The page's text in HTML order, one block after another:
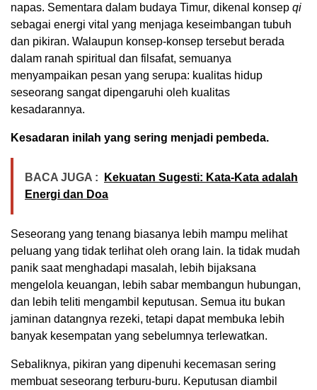
napas. Sementara dalam budaya Timur, dikenal konsep qi
sebagai energi vital yang menjaga keseimbangan tubuh
dan pikiran. Walaupun konsep-konsep tersebut berada
dalam ranah spiritual dan filsafat, semuanya
menyampaikan pesan yang serupa: kualitas hidup
seseorang sangat dipengaruhi oleh kualitas
kesadarannya.
Kesadaran inilah yang sering menjadi pembeda.
BACA JUGA :
Kekuatan Sugesti: Kata-Kata adalah
Energi dan Doa
Seseorang yang tenang biasanya lebih mampu melihat
peluang yang tidak terlihat oleh orang lain. Ia tidak mudah
panik saat menghadapi masalah, lebih bijaksana
mengelola keuangan, lebih sabar membangun hubungan,
dan lebih teliti mengambil keputusan. Semua itu bukan
jaminan datangnya rezeki, tetapi dapat membuka lebih
banyak kesempatan yang sebelumnya terlewatkan.
Sebaliknya, pikiran yang dipenuhi kecemasan sering
membuat seseorang terburu-buru. Keputusan diambil